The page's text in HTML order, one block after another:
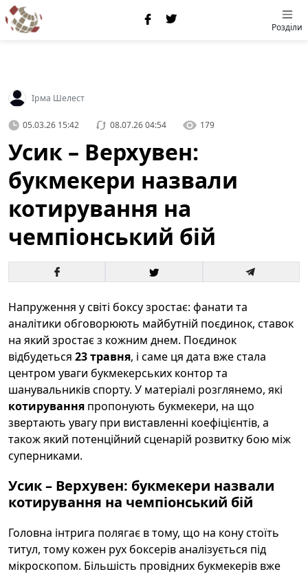
Розділи
Ірма Шелест
05.03.26 15:42 08.07.26 04:54 179
Усик – Верхувен:
букмекери назвали
котирування на
чемпіонський бій
Напруження у світі боксу зростає: фанати та
аналітики обговорюють майбутній поєдинок, ставок
на який зростає з кожним днем. Поєдинок
відбудеться 23 травня, і саме ця дата вже стала
центром уваги букмекерських контор та
шанувальників спорту. У матеріалі розглянемо, які
котирування пропонують букмекери, на що
звертають увагу при виставленні коефіцієнтів, а
також який потенційний сценарій розвитку бою між
суперниками.
Усик – Верхувен: букмекери назвали
котирування на чемпіонський бій
Головна інтрига полягає в тому, що на кону стоїть
титул, тому кожен рух боксерів аналізується під
мікроскопом. Більшість провідних букмекерів вже